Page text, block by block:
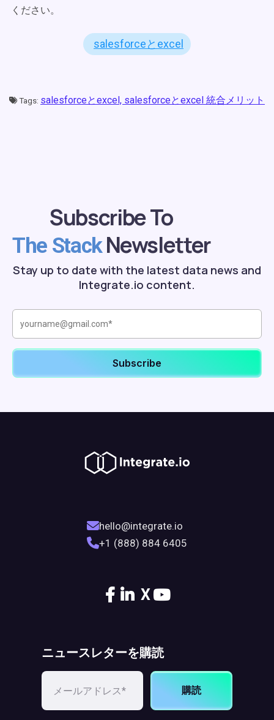
ください。
salesforceとexcel
Tags: salesforceとexcel, salesforceとexcel 統合メリット
Subscribe To
The StackNewsletter
Stay up to date with the latest data news and
Integrate.io content.
hello@integrate.io
+1 (888) 884 6405
X
ニュースレターを購読
購読